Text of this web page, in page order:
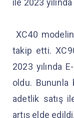
ile 2023
XC40
takip etti.
2023 yılında
oldu. Bununla
adetlik satış
artış elde edildi.